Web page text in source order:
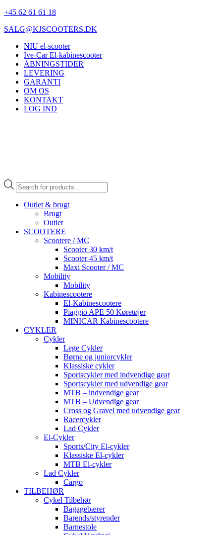
+45 62 61 61 18
SALG@KJSCOOTERS.DK
NIU el-scooter
Ive-Car El-kabinescooter
ÅBNINGSTIDER
LEVERING
GARANTI
OM OS
KONTAKT
LOG IND
Products
search
Outlet & brugt
Brugt
Outlet
SCOOTERE
Scootere / MC
Scooter 30 km/t
Scooter 45 km/t
Maxi Scooter / MC
Mobility
Mobility
Kabinescootere
El-Kabinescootere
Piaggio APE 50 Køretøjer
MINICAR Kabinescootere
CYKLER
Cykler
Lege Cykler
Børne og juniorcykler
Klassiske cykler
Sportscykler med indvendige gear
Sportscykler med udvendige gear
MTB – indvendige gear
MTB – Udvendige gear
Cross og Gravel med udvendige gear
Racercykler
Lad Cykler
El-Cykler
Sports/City El-cykler
Klassiske El-cykler
MTB El-cykler
Lad Cykler
Cargo
TILBEHØR
Cykel Tilbehør
Bagagebærer
Barends/styrender
Barnestole